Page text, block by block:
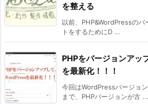
を整える
以前、PHP&WordPressのバ
トをするためにD ...
PHPをバージョンア
を最新化！！！
今回はWordPressバージョ
まで、PHPバージョンが古 ...